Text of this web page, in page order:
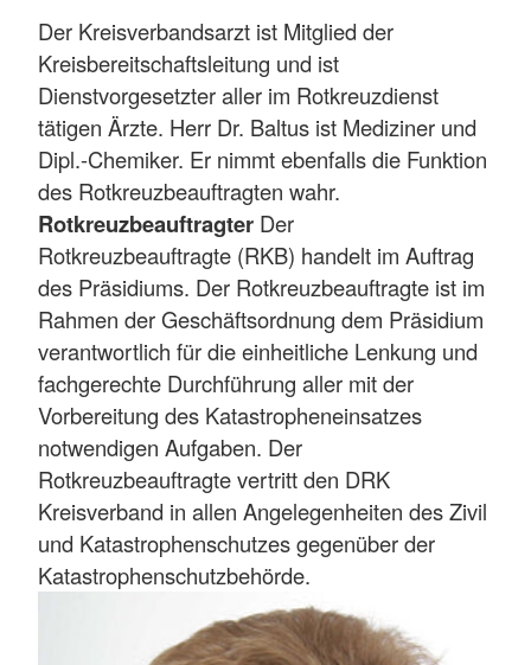
Der Kreisverbandsarzt ist Mitglied der
Kreisbereitschaftsleitung und ist
Dienstvorgesetzter aller im Rotkreuzdienst
tätigen Ärzte. Herr Dr. Baltus ist Mediziner und
Dipl.-Chemiker. Er nimmt ebenfalls die Funktion
des Rotkreuzbeauftragten wahr.
Rotkreuzbeauftragter Der
Rotkreuzbeauftragte (RKB) handelt im Auftrag
des Präsidiums. Der Rotkreuzbeauftragte ist im
Rahmen der Geschäftsordnung dem Präsidium
verantwortlich für die einheitliche Lenkung und
fachgerechte Durchführung aller mit der
Vorbereitung des Katastropheneinsatzes
notwendigen Aufgaben. Der
Rotkreuzbeauftragte vertritt den DRK
Kreisverband in allen Angelegenheiten des Zivil
und Katastrophenschutzes gegenüber der
Katastrophenschutzbehörde.